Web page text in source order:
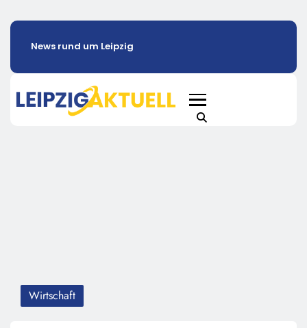
News rund um Leipzig
Wirtschaft